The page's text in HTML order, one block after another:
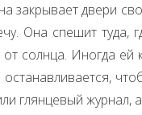
закрывает двери
Она спешит туда,
от солнца. Иногда ей
глянцевый журнал,